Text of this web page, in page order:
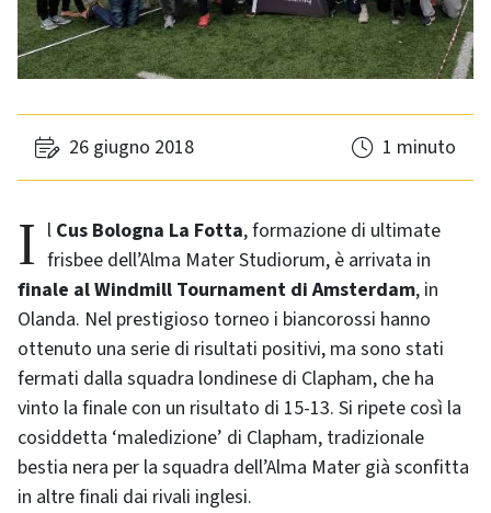
26 giugno 2018 1 minuto
Il Cus Bologna La Fotta, formazione di ultimate
frisbee dell’Alma Mater Studiorum, è arrivata in
finale al Windmill Tournament di Amsterdam, in
Olanda. Nel prestigioso torneo i biancorossi hanno
ottenuto una serie di risultati positivi, ma sono stati
fermati dalla squadra londinese di Clapham, che ha
vinto la finale con un risultato di 15-13. Si ripete così la
cosiddetta ‘maledizione’ di Clapham, tradizionale
bestia nera per la squadra dell’Alma Mater già sconfitta
in altre finali dai rivali inglesi.